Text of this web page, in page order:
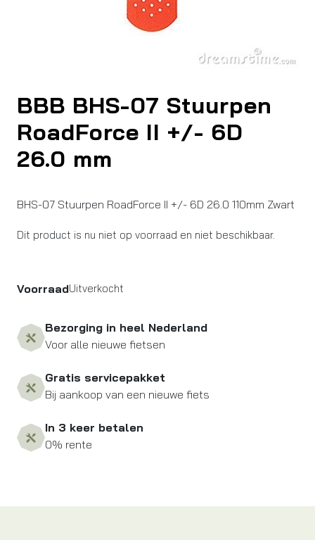
BBB BHS-07 Stuurpen
RoadForce II +/- 6D
26.0 mm
BHS-07 Stuurpen RoadForce II +/- 6D 26.0 110mm Zwart
Dit product is nu niet op voorraad en niet beschikbaar.
VoorraadUitverkocht
Bezorging in heel Nederland
Voor alle nieuwe fietsen
Gratis servicepakket
Bij aankoop van een nieuwe fiets
In 3 keer betalen
0% rente